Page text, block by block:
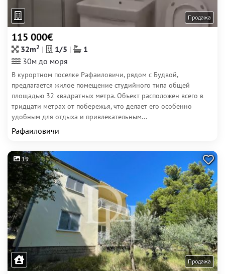
Продажа
115 000€
32m2 1/5
1
30м до моря
В курортном поселке Рафаиловичи, рядом с Будвой,
предлагается жилое помещение студийного типа общей
площадью 32 квадратных метра. Объект расположен всего в
тридцати метрах от побережья, что делает его особенно
удобным для отдыха и привлекательным...
Рафаиловичи
19
Продажа